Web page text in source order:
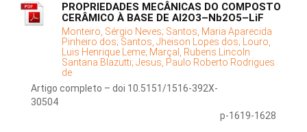
PROPRIEDADES MECÂNICAS DO COMPOSTO
CERÂMICO À BASE DE Al2O3–Nb2O5–LiF
Monteiro, Sérgio Neves; Santos, Maria Aparecida
Pinheiro dos; Santos, Jheison Lopes dos; Louro,
Luis Henrique Leme; Marçal, Rubens Lincoln
Santana Blazutti; Jesus, Paulo Roberto Rodrigues
de
Artigo completo – doi 10.5151/1516-392X-
30504
p-1619-1628